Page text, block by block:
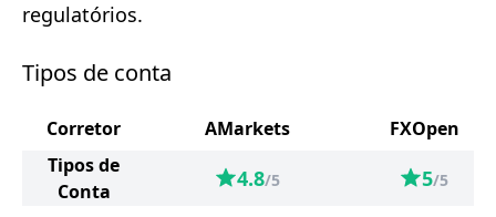
regulatórios.
Tipos de conta
Corretor AMarkets
FXOpen
Tipos de
Conta
4.8/5 5/5